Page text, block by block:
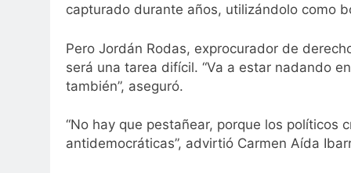
capturado durante años, utilizándolo como
Pero Jordán Rodas, exprocurador de
será una tarea difícil. “Va a estar nadando
también”, aseguró.
“No hay que pestañear, porque los políticos
antidemocráticas”, advirtió Carmen Aída